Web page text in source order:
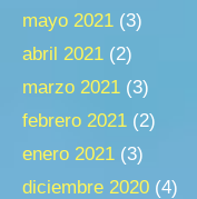
mayo 2021 (3)
abril 2021 (2)
marzo 2021 (3)
febrero 2021 (2)
enero 2021 (3)
diciembre 2020 (4)